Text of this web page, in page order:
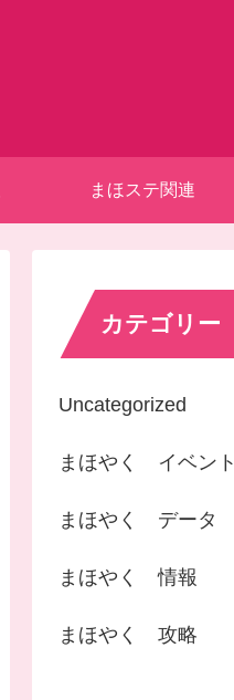
まほステ関連
カテゴリー
Uncategorized
まほやく イベント
まほやく データ
まほやく 情報
まほやく 攻略